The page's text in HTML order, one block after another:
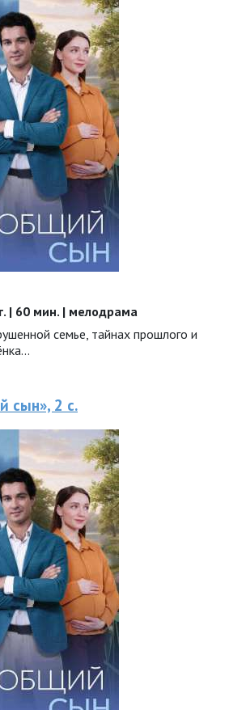
| 60 мин. | мелодрама
семье, тайнах прошлого и
сын», 2 с.